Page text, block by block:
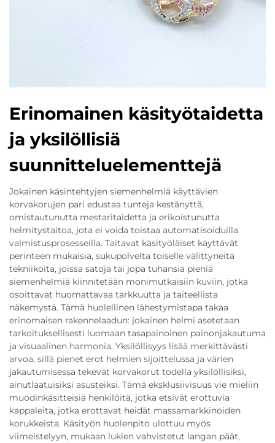
Erinomainen käsityötaidetta
ja yksilöllisiä
suunnitteluelementtejä
Jokainen käsintehtyjen siemenhelmiä käyttävien
korvakorujen pari edustaa tunteja kestänyttä,
omistautunutta mestaritaidetta ja erikoistunutta
helmitystaitoa, jota ei voida toistaa automatisoiduilla
valmistusprosesseilla. Taitavat käsityöläiset käyttävät
perinteen mukaisia, sukupolvelta toiselle välittyneitä
tekniikoita, joissa satoja tai jopa tuhansia pieniä
siemenhelmiä kiinnitetään monimutkaisiin kuviin, jotka
osoittavat huomattavaa tarkkuutta ja taiteellista
näkemystä. Tämä huolellinen lähestymistapa takaa
erinomaisen rakennelaadun: jokainen helmi asetetaan
tarkoituksellisesti luomaan tasapainoinen painonjakautuma
ja visuaalinen harmonia. Yksilöllisyys lisää merkittävästi
arvoa, sillä pienet erot helmien sijoittelussa ja värien
jakautumisessa tekevät korvakorut todella yksilöllisiksi,
ainutlaatuisiksi asusteiksi. Tämä eksklusiivisuus vie mieliin
muodinkäsitteisiä henkilöitä, jotka etsivät erottuvia
kappaleita, jotka erottavat heidät massamarkkinoiden
korukkeista. Käsityön huolenpito ulottuu myös
viimeistelyyn, mukaan lukien vahvistetut langan päät,